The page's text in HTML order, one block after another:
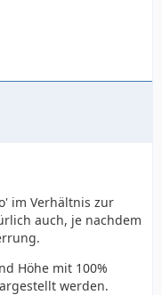
im Verhältnis zur
auch, je nachdem
Höhe mit 100%
werden.